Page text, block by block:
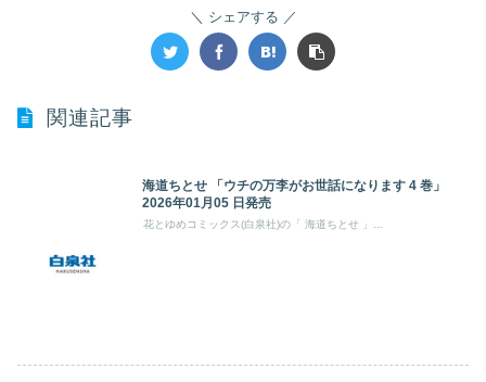
シェアする
関連記事
海道ちとせ 「ウチの万李がお世話になります 4 巻」
2026年01月05 日発売
花とゆめコミックス(白泉社)の「 海道ちとせ 」...